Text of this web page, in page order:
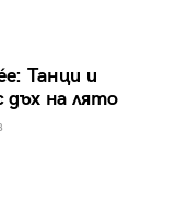
Танци и
дъх на лято